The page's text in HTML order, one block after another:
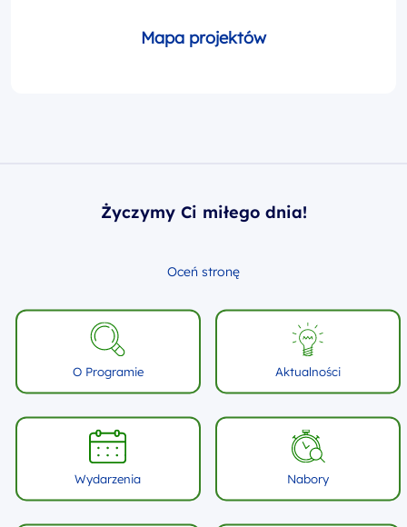
Mapa projektów
Życzymy Ci miłego dnia!
Oceń stronę
O Programie Aktualności
Wydarzenia Nabory